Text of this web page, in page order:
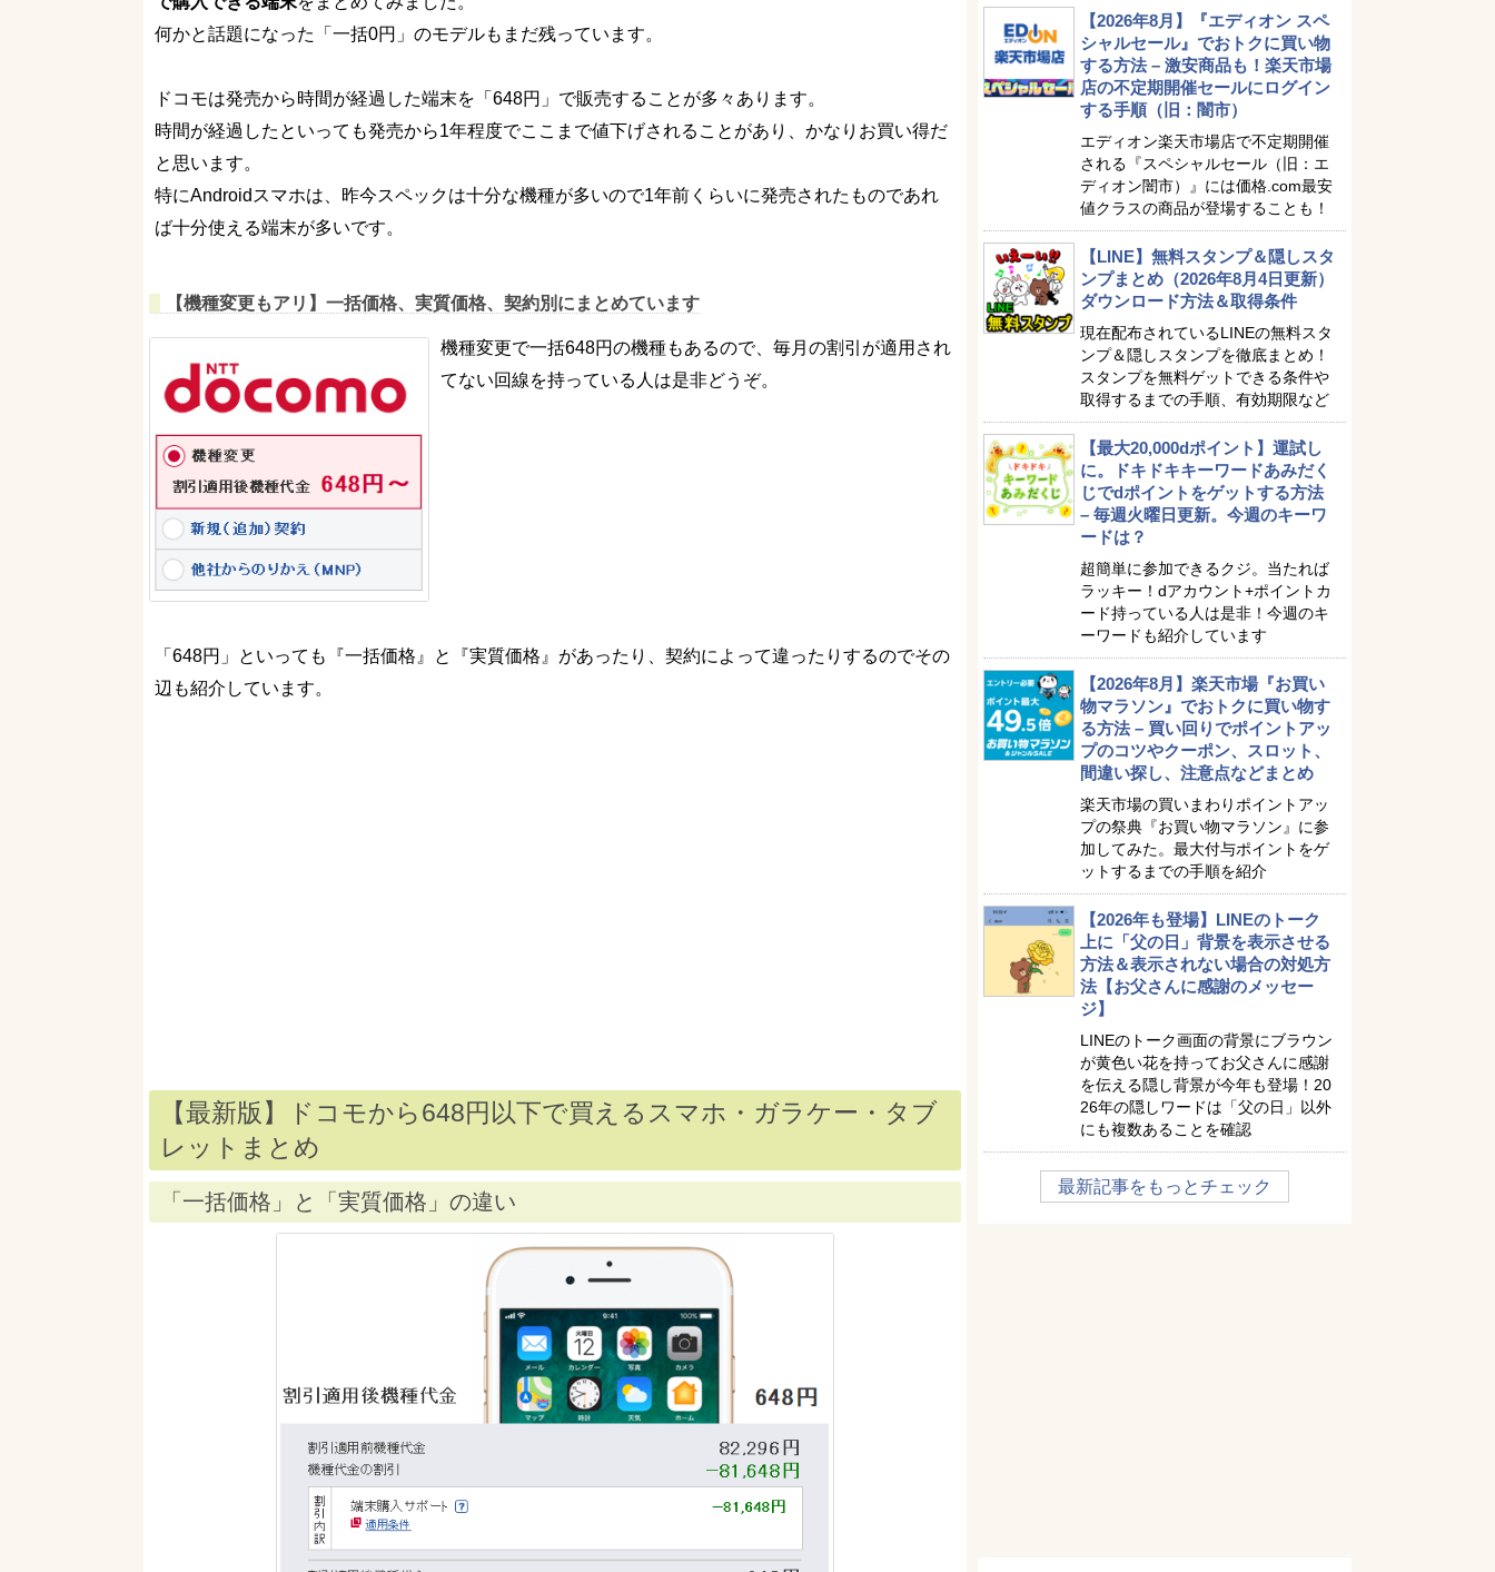
何かと話題になった「一括0円」のモデルもまだ残っています。
ドコモは発売から時間が経過した端末を「648円」で販売することが多々あります。
時間が経過したといっても発売から1年程度でここまで値下げされることがあり、かなりお買い得だ
と思います。
特にAndroidスマホは、昨今スペックは十分な機種が多いので1年前くらいに発売されたものであれ
ば十分使える端末が多いです。
【機種変更もアリ】一括価格、実質価格、契約別にまとめています
機種変更で一括648円の機種もあるので、毎月の割引が適用され
てない回線を持っている人は是非どうぞ。
「648円」といっても『一括価格』と『実質価格』があったり、契約によって違ったりするのでその
辺も紹介しています。
【最新版】ドコモから648円以下で買えるスマホ・ガラケー・タブ
レットまとめ
「一括価格」と「実質価格」の違い
【2026年8月】『エディオン スペ
シャルセール』でおトクに買い物
する方法 – 激安商品も！楽天市場
店の不定期開催セールにログイン
する手順（旧：闇市）
エディオン楽天市場店で不定期開催
される『スペシャルセール（旧：エ
ディオン闇市）』には価格.com最安
値クラスの商品が登場することも！
【LINE】無料スタンプ＆隠しスタ
ンプまとめ（2026年8月4日更新）
ダウンロード方法＆取得条件
現在配布されているLINEの無料スタ
ンプ＆隠しスタンプを徹底まとめ！
スタンプを無料ゲットできる条件や
取得するまでの手順、有効期限など
【最大20,000dポイント】運試し
に。ドキドキキーワードあみだく
じでdポイントをゲットする方法
– 毎週火曜日更新。今週のキーワ
ードは？
超簡単に参加できるクジ。当たれば
ラッキー！dアカウント+ポイントカ
ード持っている人は是非！今週のキ
ーワードも紹介しています
【2026年8月】楽天市場『お買い
物マラソン』でおトクに買い物す
る方法 – 買い回りでポイントアッ
プのコツやクーポン、スロット、
間違い探し、注意点などまとめ
楽天市場の買いまわりポイントアッ
プの祭典『お買い物マラソン』に参
加してみた。最大付与ポイントをゲ
ットするまでの手順を紹介
【2026年も登場】LINEのトーク
上に「父の日」背景を表示させる
方法＆表示されない場合の対処方
法【お父さんに感謝のメッセー
ジ】
LINEのトーク画面の背景にブラウン
が黄色い花を持ってお父さんに感謝
を伝える隠し背景が今年も登場！20
26年の隠しワードは「父の日」以外
にも複数あることを確認
最新記事をもっとチェック